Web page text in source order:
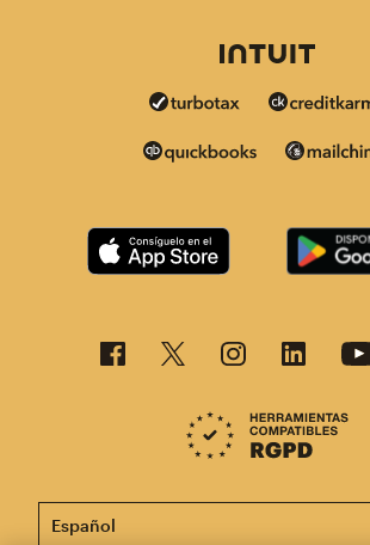
Esta página está disponible en